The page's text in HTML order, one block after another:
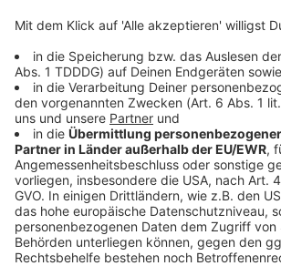
Bayern